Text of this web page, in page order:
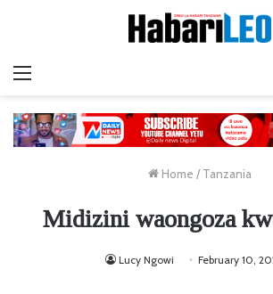
Home / Tanzania
Midizini waongoza
Lucy Ngowi February 10,